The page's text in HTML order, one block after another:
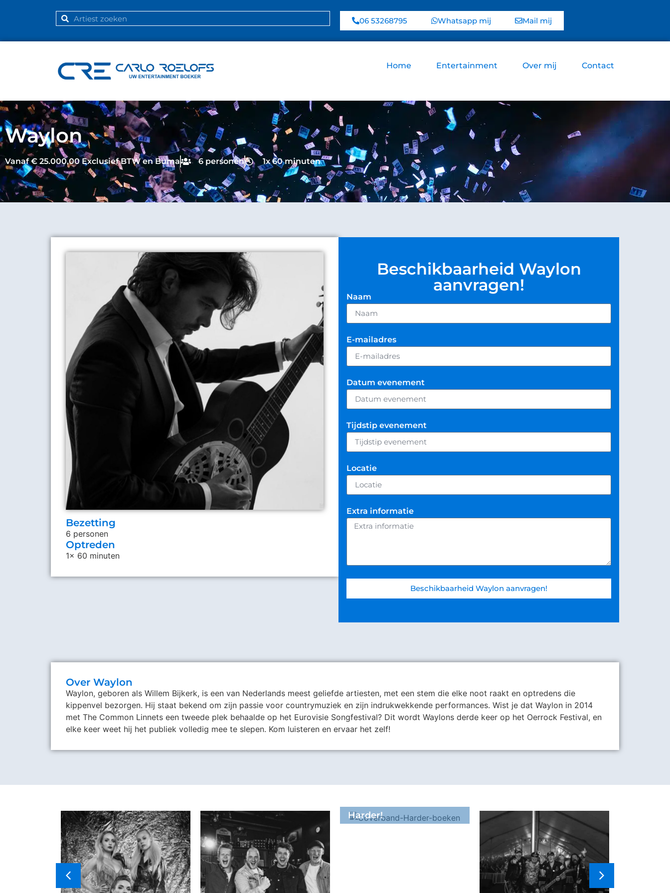
06 53268795 Whatsapp mij Mail mij
Home Entertainment Over mij Contact
Waylon
Vanaf € 25.000,00 Exclusief BTW en Buma 6 personen 1x 60 minuten
Bezetting
6 personen
Optreden
1x 60 minuten
Beschikbaarheid Waylon
aanvragen!
Naam
E-mailadres
Datum evenement
Tijdstip evenement
Locatie
Extra informatie
Beschikbaarheid Waylon aanvragen!
Over Waylon
Waylon, geboren als Willem Bijkerk, is een van Nederlands meest geliefde artiesten, met een stem die elke noot raakt en optredens die
kippenvel bezorgen. Hij staat bekend om zijn passie voor countrymuziek en zijn indrukwekkende performances. Wist je dat Waylon in 2014
met The Common Linnets een tweede plek behaalde op het Eurovisie Songfestival? Dit wordt Waylons derde keer op het Oerrock Festival, en
elke keer weet hij het publiek volledig mee te slepen. Kom luisteren en ervaar het zelf!
Harder!